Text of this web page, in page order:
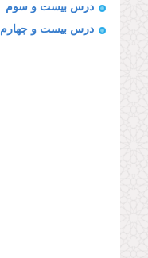
درس بیست و سوم
درس بیست و چهارم